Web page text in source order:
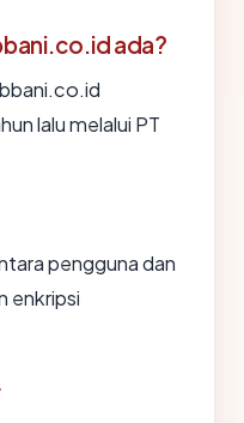
ada?
lalu melalui PT
pengguna dan
enkripsi